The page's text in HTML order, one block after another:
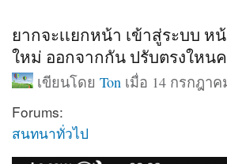
ยากจะเเยกหน้า เข้าสู่ระบบ
ใหม่ ออกจากกัน ปรับตรงใหน
เขียนโดย Ton เมื่อ 14 กรกฎาค
Forums:
สนทนาทั่วไป